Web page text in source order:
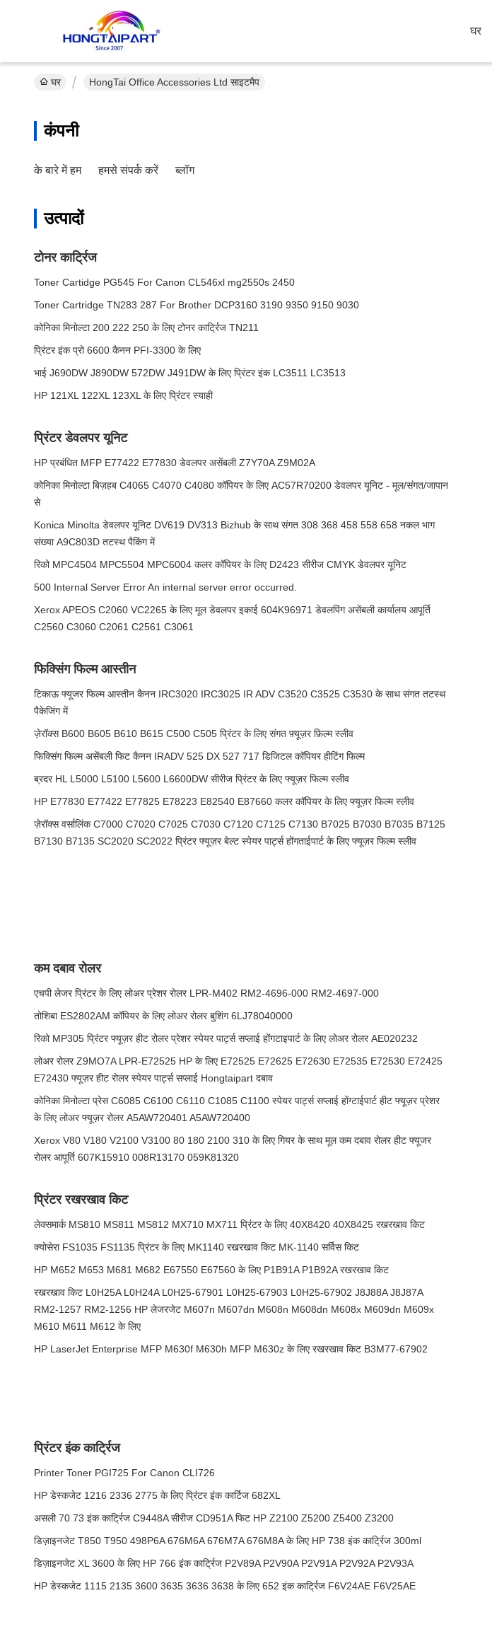
घर
घर HongTai Office Accessories Ltd साइटमैप
कंपनी
के बारे में हम हमसे संपर्क करें ब्लॉग
उत्पादों
टोनर कार्ट्रिज
Toner Cartidge PG545 For Canon CL546xl mg2550s 2450
Toner Cartridge TN283 287 For Brother DCP3160 3190 9350 9150 9030
कोनिका मिनोल्टा 200 222 250 के लिए टोनर कार्ट्रिज TN211
प्रिंटर इंक प्रो 6600 कैनन PFI-3300 के लिए
भाई J690DW J890DW 572DW J491DW के लिए प्रिंटर इंक LC3511 LC3513
HP 121XL 122XL 123XL के लिए प्रिंटर स्याही
प्रिंटर डेवलपर यूनिट
HP प्रबंधित MFP E77422 E77830 डेवलपर असेंबली Z7Y70A Z9M02A
कोनिका मिनोल्टा बिज़हब C4065 C4070 C4080 कॉपियर के लिए AC57R70200 डेवलपर यूनिट - मूल/संगत/जापान
से
Konica Minolta डेवलपर यूनिट DV619 DV313 Bizhub के साथ संगत 308 368 458 558 658 नकल भाग
संख्या A9C803D तटस्थ पैकिंग में
रिको MPC4504 MPC5504 MPC6004 कलर कॉपियर के लिए D2423 सीरीज CMYK डेवलपर यूनिट
500 Internal Server Error An internal server error occurred.
Xerox APEOS C2060 VC2265 के लिए मूल डेवलपर इकाई 604K96971 डेवलपिंग असेंबली कार्यालय आपूर्ति
C2560 C3060 C2061 C2561 C3061
फिक्सिंग फिल्म आस्तीन
टिकाऊ फ्यूजर फिल्म आस्तीन कैनन IRC3020 IRC3025 IR ADV C3520 C3525 C3530 के साथ संगत तटस्थ
पैकेजिंग में
ज़ेरॉक्स B600 B605 B610 B615 C500 C505 प्रिंटर के लिए संगत फ़्यूज़र फ़िल्म स्लीव
फिक्सिंग फिल्म असेंबली फिट कैनन IRADV 525 DX 527 717 डिजिटल कॉपियर हीटिंग फिल्म
ब्रदर HL L5000 L5100 L5600 L6600DW सीरीज प्रिंटर के लिए फ्यूज़र फिल्म स्लीव
HP E77830 E77422 E77825 E78223 E82540 E87660 कलर कॉपियर के लिए फ्यूज़र फिल्म स्लीव
ज़ेरॉक्स वर्सालिंक C7000 C7020 C7025 C7030 C7120 C7125 C7130 B7025 B7030 B7035 B7125
B7130 B7135 SC2020 SC2022 प्रिंटर फ्यूज़र बेल्ट स्पेयर पार्ट्स होंगताईपार्ट के लिए फ्यूज़र फिल्म स्लीव
कम दबाव रोलर
एचपी लेजर प्रिंटर के लिए लोअर प्रेशर रोलर LPR-M402 RM2-4696-000 RM2-4697-000
तोशिबा ES2802AM कॉपियर के लिए लोअर रोलर बुशिंग 6LJ78040000
रिको MP305 प्रिंटर फ्यूज़र हीट रोलर प्रेशर स्पेयर पार्ट्स सप्लाई होंगटाइपार्ट के लिए लोअर रोलर AE020232
लोअर रोलर Z9MO7A LPR-E72525 HP के लिए E72525 E72625 E72630 E72535 E72530 E72425
E72430 फ्यूज़र हीट रोलर स्पेयर पार्ट्स सप्लाई Hongtaipart दबाव
कोनिका मिनोल्टा प्रेस C6085 C6100 C6110 C1085 C1100 स्पेयर पार्ट्स सप्लाई होंग्टाईपार्ट हीट फ्यूज़र प्रेशर
के लिए लोअर फ्यूज़र रोलर A5AW720401 A5AW720400
Xerox V80 V180 V2100 V3100 80 180 2100 310 के लिए गियर के साथ मूल कम दबाव रोलर हीट फ्यूजर
रोलर आपूर्ति 607K15910 008R13170 059K81320
प्रिंटर रखरखाव किट
लेक्समार्क MS810 MS811 MS812 MX710 MX711 प्रिंटर के लिए 40X8420 40X8425 रखरखाव किट
क्योसेरा FS1035 FS1135 प्रिंटर के लिए MK1140 रखरखाव किट MK-1140 सर्विस किट
HP M652 M653 M681 M682 E67550 E67560 के लिए P1B91A P1B92A रखरखाव किट
रखरखाव किट L0H25A L0H24A L0H25-67901 L0H25-67903 L0H25-67902 J8J88A J8J87A
RM2-1257 RM2-1256 HP लेजरजेट M607n M607dn M608n M608dn M608x M609dn M609x
M610 M611 M612 के लिए
HP LaserJet Enterprise MFP M630f M630h MFP M630z के लिए रखरखाव किट B3M77-67902
प्रिंटर इंक कार्ट्रिज
Printer Toner PGI725 For Canon CLI726
HP डेस्कजेट 1216 2336 2775 के लिए प्रिंटर इंक कार्टिज 682XL
असली 70 73 इंक कार्ट्रिज C9448A सीरीज CD951A फिट HP Z2100 Z5200 Z5400 Z3200
डिज़ाइनजेट T850 T950 498P6A 676M6A 676M7A 676M8A के लिए HP 738 इंक कार्ट्रिज 300ml
डिज़ाइनजेट XL 3600 के लिए HP 766 इंक कार्ट्रिज P2V89A P2V90A P2V91A P2V92A P2V93A
HP डेस्कजेट 1115 2135 3600 3635 3636 3638 के लिए 652 इंक कार्ट्रिज F6V24AE F6V25AE